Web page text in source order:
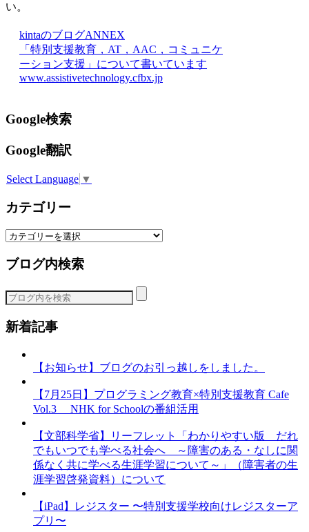
い。
kintaのブログANNEX
「特別支援教育，AT，AAC，コミュニケ
ーション支援」について書いています
www.assistivetechnology.cfbx.jp
Google検索
Google翻訳
Select Language ▼
カテゴリー
カ
ゴ
ー
ブログ内検索
新着記事
【お知らせ】ブログのお引っ越しをしました。
【7月25日】プログラミング教育×特別支援教育 Cafe
Vol.3 NHK for Schoolの番組活用
【文部科学省】リーフレット「わかりやすい版 だれ
でもいつでも学べる社会へ ～障害のある・なしに関
係なく共に学べる生涯学習について～」（障害者の生
涯学習啓発資料）について
【iPad】レジスター 〜特別支援学校向けレジスターア
プリ〜